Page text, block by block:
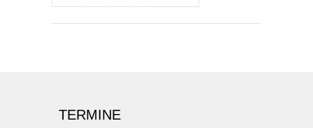
TERMINE